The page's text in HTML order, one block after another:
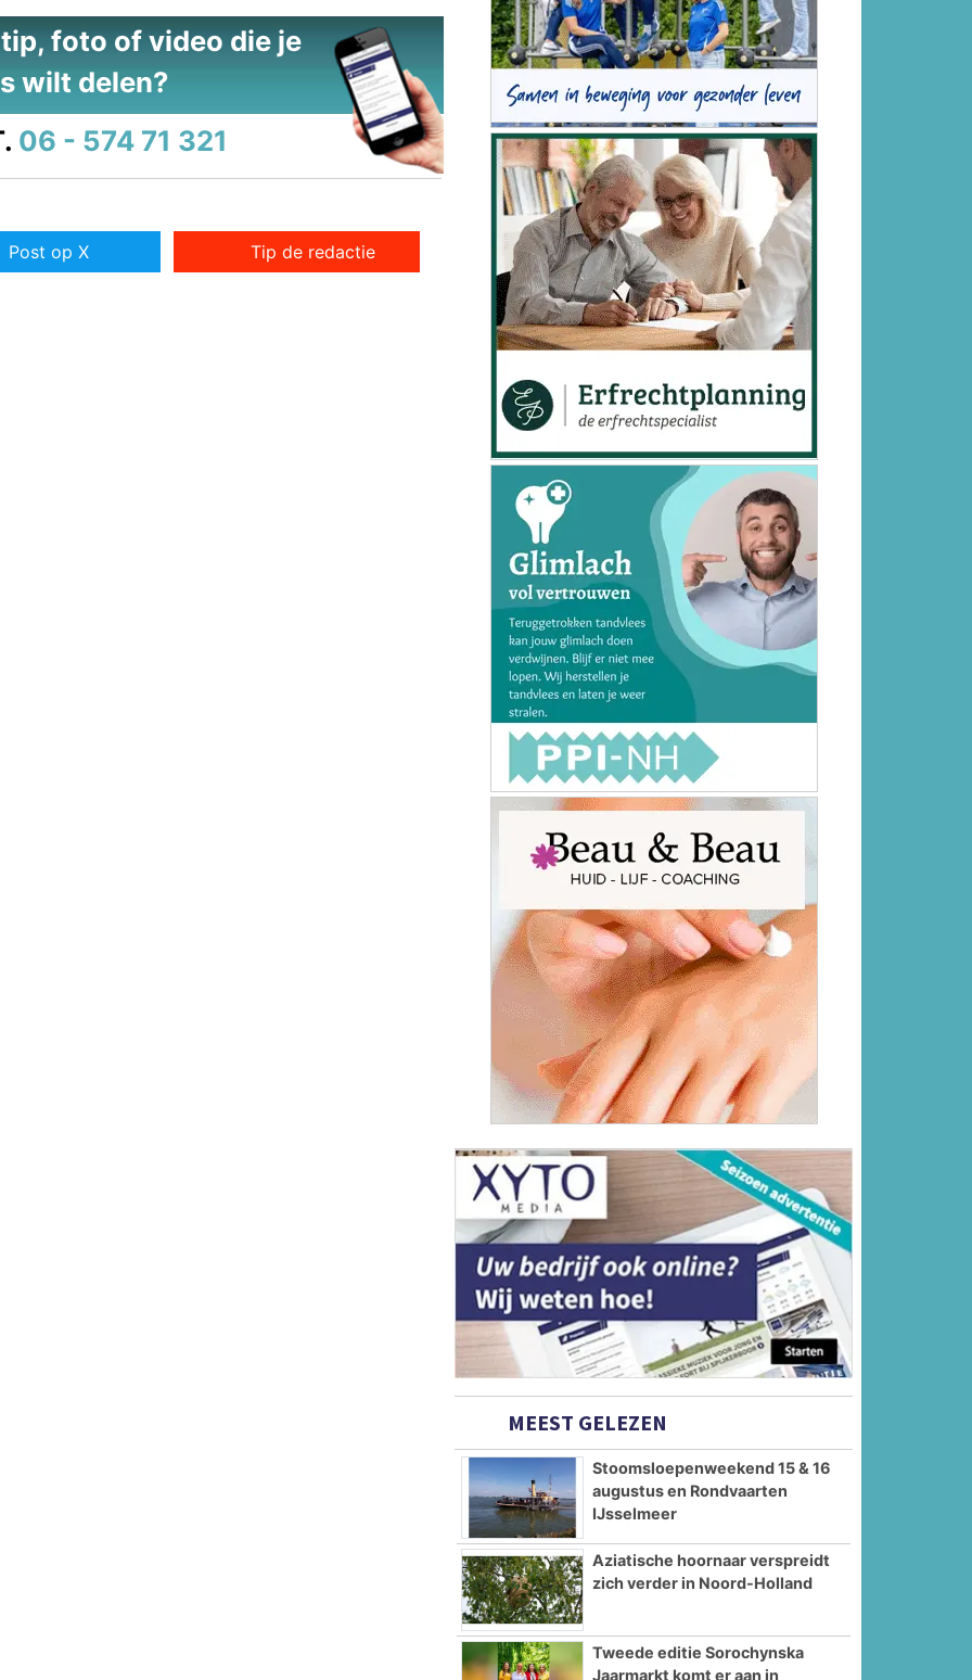
foto of video die je
wilt delen?
06 - 574 71 321
Post op X Tip de redactie
MEEST GELEZEN
Stoomsloepenweekend 15 & 16
augustus en Rondvaarten
IJsselmeer
Aziatische hoornaar verspreidt
zich verder in Noord-Holland
Tweede editie Sorochynska
Jaarmarkt komt er aan in